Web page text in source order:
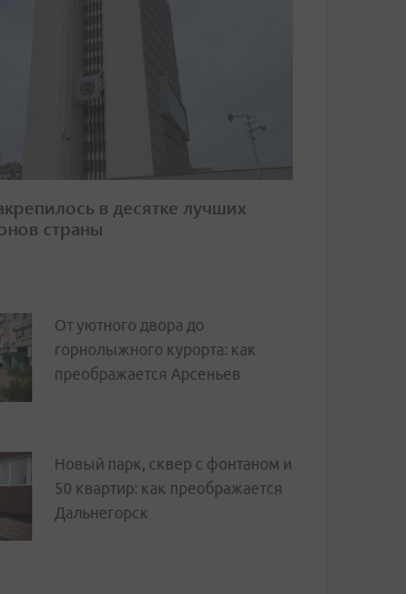
в десятке лучших
страны
От уютного двора до
горнолыжного курорта: как
преображается Арсеньев
Новый парк, сквер с фонтаном и
50 квартир: как преображается
Дальнегорск